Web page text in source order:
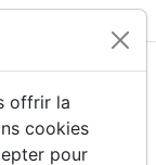
offrir la
cookies
pour